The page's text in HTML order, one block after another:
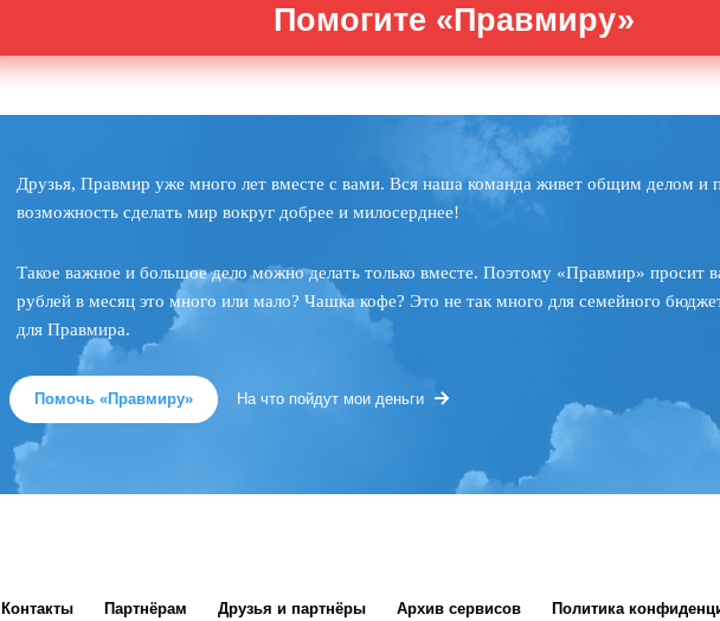
Помогите «Правмиру»
Друзья, Правмир уже много лет вместе с вами. Вся наша команда живет общим делом и
возможность сделать мир вокруг добрее и милосерднее!
Такое важное и большое дело можно делать только вместе. Поэтому «Правмир» просит
рублей в месяц это много или мало? Чашка кофе? Это не так много для семейного
для Правмира.
Помочь «Правмиру» На что пойдут мои деньги
Контакты Партнёрам Друзья и партнёры Архив сервисов Политика